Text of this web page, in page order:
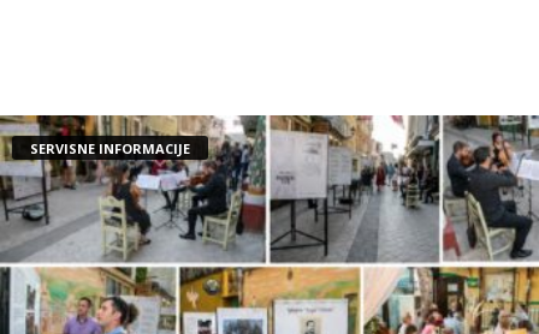
SERVISNE INFORMACIJE